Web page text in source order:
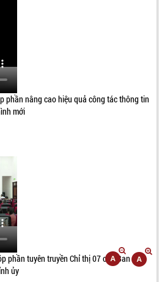
phần nâng cao hiệu quả công tác thông tin
mới
phần tuyên truyền Chỉ thị 07 của Ban Bí
ủy